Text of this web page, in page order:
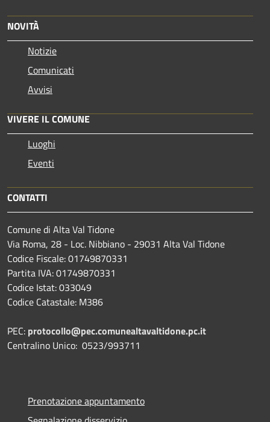
NOVITÀ
Notizie
Comunicati
Avvisi
VIVERE IL COMUNE
Luoghi
Eventi
CONTATTI
Comune di Alta Val Tidone
Via Roma, 28 - Loc. Nibbiano - 29031 Alta Val Tidone
Codice Fiscale: 01749870331
Partita IVA: 01749870331
Codice Istat: 033049
Codice Catastale: M386
PEC: protocollo@pec.comunealtavaltidone.pc.it
Centralino Unico: 0523/993711
Prenotazione appuntamento